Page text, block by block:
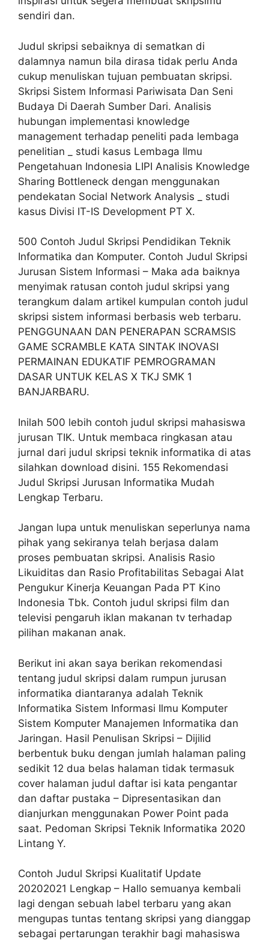
sendiri dan.
Judul skripsi sebaiknya di sematkan di
dalamnya namun bila dirasa tidak perlu Anda
cukup menuliskan tujuan pembuatan skripsi.
Skripsi Sistem Informasi Pariwisata Dan Seni
Budaya Di Daerah Sumber Dari. Analisis
hubungan implementasi knowledge
management terhadap peneliti pada lembaga
penelitian _ studi kasus Lembaga Ilmu
Pengetahuan Indonesia LIPI Analisis Knowledge
Sharing Bottleneck dengan menggunakan
pendekatan Social Network Analysis _ studi
kasus Divisi IT-IS Development PT X.
500 Contoh Judul Skripsi Pendidikan Teknik
Informatika dan Komputer. Contoh Judul Skripsi
Jurusan Sistem Informasi – Maka ada baiknya
menyimak ratusan contoh judul skripsi yang
terangkum dalam artikel kumpulan contoh judul
skripsi sistem informasi berbasis web terbaru.
PENGGUNAAN DAN PENERAPAN SCRAMSIS
GAME SCRAMBLE KATA SINTAK INOVASI
PERMAINAN EDUKATIF PEMROGRAMAN
DASAR UNTUK KELAS X TKJ SMK 1
BANJARBARU.
Inilah 500 lebih contoh judul skripsi mahasiswa
jurusan TIK. Untuk membaca ringkasan atau
jurnal dari judul skripsi teknik informatika di atas
silahkan download disini. 155 Rekomendasi
Judul Skripsi Jurusan Informatika Mudah
Lengkap Terbaru.
Jangan lupa untuk menuliskan seperlunya nama
pihak yang sekiranya telah berjasa dalam
proses pembuatan skripsi. Analisis Rasio
Likuiditas dan Rasio Profitabilitas Sebagai Alat
Pengukur Kinerja Keuangan Pada PT Kino
Indonesia Tbk. Contoh judul skripsi film dan
televisi pengaruh iklan makanan tv terhadap
pilihan makanan anak.
Berikut ini akan saya berikan rekomendasi
tentang judul skripsi dalam rumpun jurusan
informatika diantaranya adalah Teknik
Informatika Sistem Informasi Ilmu Komputer
Sistem Komputer Manajemen Informatika dan
Jaringan. Hasil Penulisan Skripsi – Dijilid
berbentuk buku dengan jumlah halaman paling
sedikit 12 dua belas halaman tidak termasuk
cover halaman judul daftar isi kata pengantar
dan daftar pustaka – Dipresentasikan dan
dianjurkan menggunakan Power Point pada
saat. Pedoman Skripsi Teknik Informatika 2020
Lintang Y.
Contoh Judul Skripsi Kualitatif Update
20202021 Lengkap – Hallo semuanya kembali
lagi dengan sebuah label terbaru yang akan
mengupas tuntas tentang skripsi yang dianggap
sebagai pertarungan terakhir bagi mahasiswa